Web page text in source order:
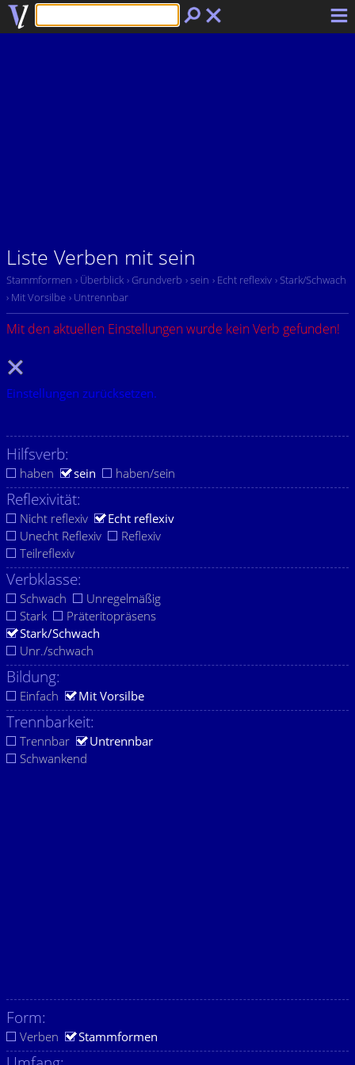
Liste Verben mit sein
Stammformen › Überblick › Grundverb › sein › Echt reflexiv › Stark/Schwach
› Mit Vorsilbe › Untrennbar
Mit den aktuellen Einstellungen wurde kein Verb gefunden!
Einstellungen zurücksetzen.
Hilfsverb:
haben sein haben/sein
Reflexivität:
Nicht reflexiv
Echt reflexiv
Unecht Reflexiv
Reflexiv
Teilreflexiv
Verbklasse:
Schwach
Unregelmäßig
Stark
Präteritopräsens
Stark/Schwach
Unr./schwach
Bildung:
Einfach Mit Vorsilbe
Trennbarkeit:
Trennbar
Untrennbar
Schwankend
Form:
Verben Stammformen